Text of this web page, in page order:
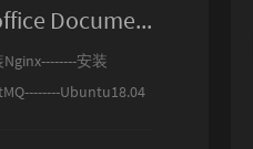
Nextcloud在线协同Office编辑器Onlyoffice Document Server搭建
安装
Ubuntu18.04